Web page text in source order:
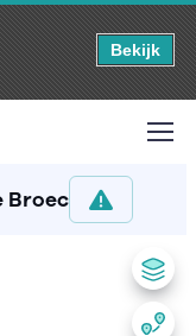
Bekijk
Broec